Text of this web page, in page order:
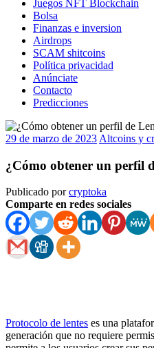
Juegos NFT Blockchain
Bolsa
Finanzas e inversion
Airdrops
SCAM shitcoins
Política privacidad
Anúnciate
Contacto
Predicciones
29 de marzo de 2023 Altcoins y
¿Cómo obtener un perfil
Publicado porcryptoka
Comparte en redes sociales
Protocolo de lentes es una
generación que no requiere